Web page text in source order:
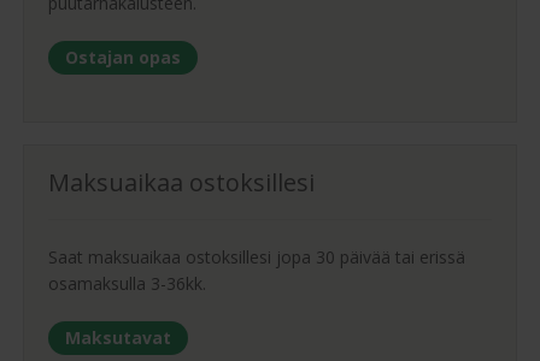
Ostajan opas
Maksuaikaa ostoksillesi
Saat maksuaikaa ostoksillesi jopa 30 päivää tai erissä
osamaksulla 3-36kk.
Maksutavat